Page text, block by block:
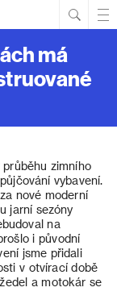
má
zimního
vybavení.
nové moderní
jarní sezóny
na
i původní
jsme přidali
v otvírací době
a motokár se